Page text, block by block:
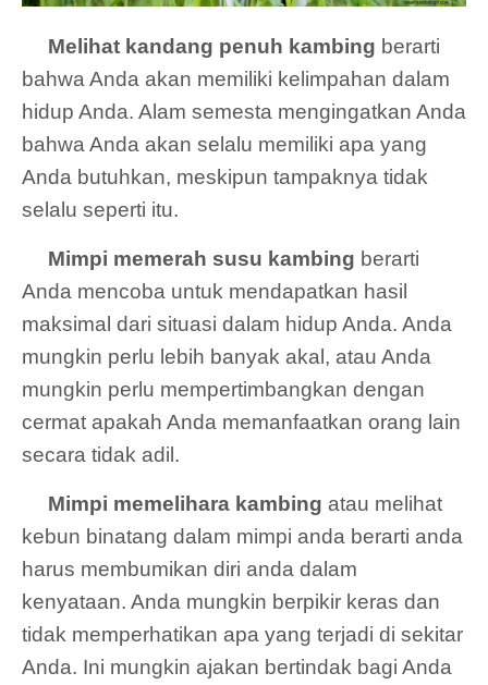
Melihat kandang penuh kambing berarti
bahwa Anda akan memiliki kelimpahan dalam
hidup Anda. Alam semesta mengingatkan Anda
bahwa Anda akan selalu memiliki apa yang
Anda butuhkan, meskipun tampaknya tidak
selalu seperti itu.
Mimpi memerah susu kambing berarti
Anda mencoba untuk mendapatkan hasil
maksimal dari situasi dalam hidup Anda. Anda
mungkin perlu lebih banyak akal, atau Anda
mungkin perlu mempertimbangkan dengan
cermat apakah Anda memanfaatkan orang lain
secara tidak adil.
Mimpi memelihara kambing atau melihat
kebun binatang dalam mimpi anda berarti anda
harus membumikan diri anda dalam
kenyataan. Anda mungkin berpikir keras dan
tidak memperhatikan apa yang terjadi di sekitar
Anda. Ini mungkin ajakan bertindak bagi Anda